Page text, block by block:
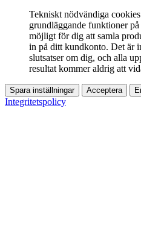
Tekniskt nödvändiga
grundläggande funktioner
möjligt för dig att samla
in på ditt kundkonto. Det är
slutsatser om dig, och alla
resultat kommer aldrig att
Spara inställningar Acceptera
Integritetspolicy